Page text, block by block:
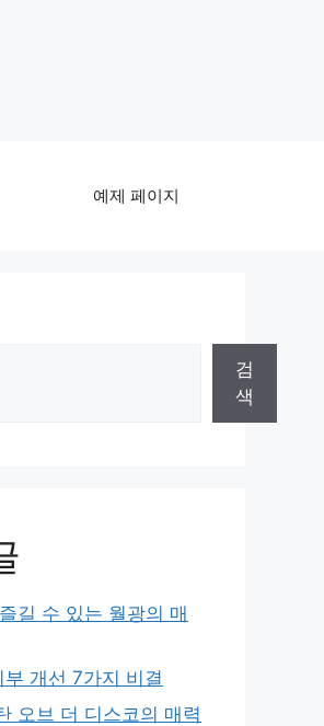
예제 페이지
검
색
길 수 있는 월광의 매
개선 7가지 비결
오브 더 디스코의 매력